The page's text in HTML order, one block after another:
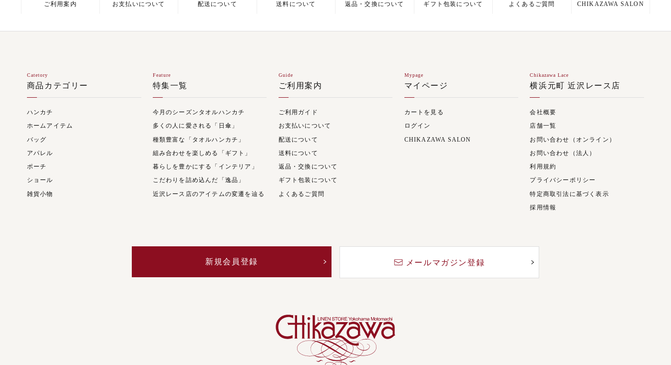
ご利用案内 お支払いについて 配送について 送料について 返品・交換について ギフト包装について よくあるご質問 CHIKAZAWA SALON
Catetory
商品カテゴリー
ハンカチ
ホームアイテム
バッグ
アパレル
ポーチ
ショール
雑貨小物
Feature
特集一覧
今月のシーズンタオルハンカチ
多くの人に愛される「日傘」
種類豊富な「タオルハンカチ」
組み合わせを楽しめる「ギフト」
暮らしを豊かにする「インテリア」
こだわりを詰め込んだ「逸品」
近沢レース店のアイテムの変遷を辿る
Guide
ご利用案内
ご利用ガイド
お支払いについて
配送について
送料について
返品・交換について
ギフト包装について
よくあるご質問
Mypage
マイページ
カートを見る
ログイン
CHIKAZAWA SALON
Chikazawa Lace
横浜元町 近沢レース店
会社概要
店舗一覧
お問い合わせ（オンライン）
お問い合わせ（法人）
利用規約
プライバシーポリシー
特定商取引法に基づく表示
採用情報
新規会員登録 メールマガジン登録